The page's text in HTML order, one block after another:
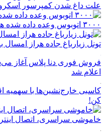
علت داغ شدن کمپرسور اسکرو
۳۰۰۰ اتوبوس وعده داده شده هنوز وارد طرح اربعین نشده است
تونل زیارباغ جاده هراز
فروش فوری دنا پلاس آغاز
اعلام شد
کن!
خاموشی سراسری، اتصال